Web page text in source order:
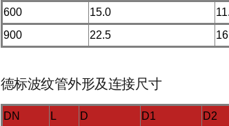
600
15.0
900
22.5
德标波纹管外形及连接尺寸
DN L D D1 D2